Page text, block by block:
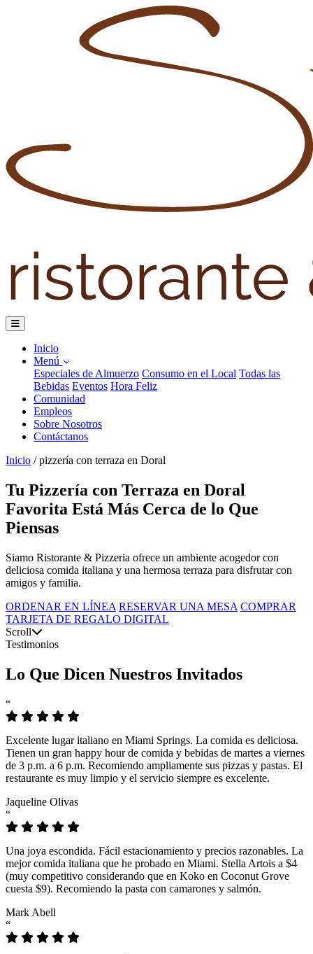
Inicio
Menú
Especiales de Almuerzo Consumo en el Local Todas las
Bebidas Eventos Hora Feliz
Comunidad
Empleos
Sobre Nosotros
Contáctanos
Inicio / pizzería con terraza en Doral
Tu Pizzería con Terraza en Doral
Favorita Está Más Cerca de lo Que
Piensas
Siamo Ristorante & Pizzeria ofrece un ambiente acogedor con
deliciosa comida italiana y una hermosa terraza para disfrutar con
amigos y familia.
ORDENAR EN LÍNEA RESERVAR UNA MESA COMPRAR
TARJETA DE REGALO DIGITAL
Scroll
Testimonios
Lo Que Dicen Nuestros Invitados
“
Excelente lugar italiano en Miami Springs. La comida es deliciosa.
Tienen un gran happy hour de comida y bebidas de martes a viernes
de 3 p.m. a 6 p.m. Recomiendo ampliamente sus pizzas y pastas. El
restaurante es muy limpio y el servicio siempre es excelente.
Jaqueline Olivas
“
Una joya escondida. Fácil estacionamiento y precios razonables. La
mejor comida italiana que he probado en Miami. Stella Artois a $4
(muy competitivo considerando que en Koko en Coconut Grove
cuesta $9). Recomiendo la pasta con camarones y salmón.
Mark Abell
“